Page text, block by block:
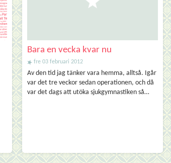
Bara en vecka kvar nu
fre 03 februari 2012
Av den tid jag tänker vara hemma, alltså. Igår
var det tre veckor sedan operationen, och då
var det dags att utöka sjukgymnastiken så…